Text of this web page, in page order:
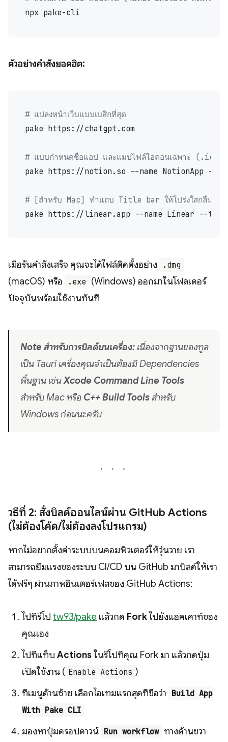
ตัวอย่างคำสั่งยอดฮิต:
# แปลงหน้าเว็บแบบเบสิกที่สุด
pake https://chatgpt.com
# แบบกำหนดชื่อแอป และแมปไฟล์ไอคอนเฉพาะ
pake https://notion.so --name NotionApp --
# [สำหรับ Mac] ทำแถบ Title bar ให้โปร่งใสกลืนไป
เมื่อรันคำสั่งเสร็จ คุณจะได้ไฟล์ติดตั้งอย่าง .dmg
(macOS) หรือ .exe (Windows) ออกมาในโฟลเดอร์
ปัจจุบันพร้อมใช้งานทันที
Note สำหรับการบิลด์บนเครื่อง:เนื่องจากฐานของทูล
เป็น Tauri เครื่องคุณจำเป็นต้องมี Dependencies
พื้นฐาน เช่นXcode Command Line Tools
สำหรับ Mac หรือ C++ Build Toolsสำหรับ
Windows ก่อนนะครับ
วิธีที่ 2: สั่งบิลด์ออนไลน์ผ่าน GitHub Actions
(ไม่ต้องโค้ด/ไม่ต้องลงโปรแกรม)
หากไม่อยากตั้งค่าระบบบนคอมพิวเตอร์ให้วุ่นวาย เรา
สามารถยืมแรงของระบบ CI/CD บน GitHub มาบิลด์ให้เรา
ได้ฟรีๆ ผ่านภาพอินเตอร์เฟสของ GitHub Actions:
ไปที่รีโป tw93/pake แล้วกด Forkไปยังแอคเคาท์ของ
คุณเอง
ไปที่แท็บ Actionsในรีโปที่คุณ Fork มา แล้วกดปุ่ม
เปิดใช้งาน ( Enable Actions )
ที่เมนูด้านซ้าย เลือกไอเทมแรกสุดที่ชื่อว่า Build App
With Pake CLI
มองหาปุ่มดรอปดาวน์ Run workflow ทางด้านขวา